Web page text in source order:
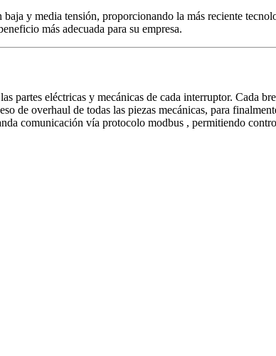
y media tensión, proporcionando la más reciente
más adecuada para su empresa.
partes eléctricas y mecánicas de cada interruptor. Cada
de overhaul de todas las piezas mecánicas, para
comunicación vía protocolo modbus , permitiendo